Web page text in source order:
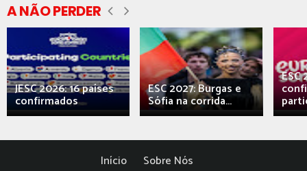
A NÃO PERDER
JESC 2026: 16 países
confirmados
ESC 2027: Burgas e
Sófia na corrida...
ESC
Início Sobre Nós